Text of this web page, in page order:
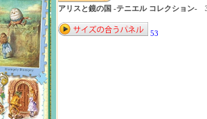
アリスと鏡の国 -テニエル コレクション-
53